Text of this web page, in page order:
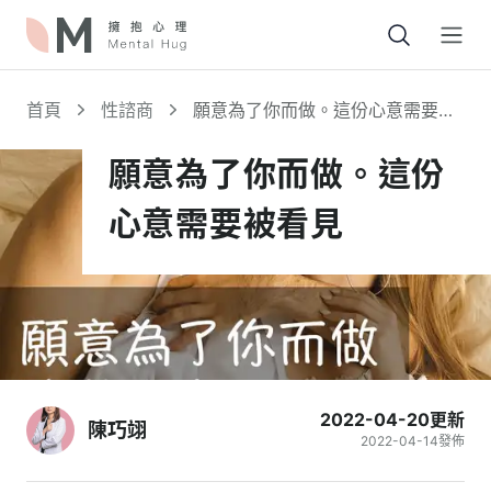
首頁 性諮商
願意為了你而做。這份心意需要被
願意為了你而做。這份
心意需要被看見
陳巧翊 2022-04-20更新
2022-04-14發佈